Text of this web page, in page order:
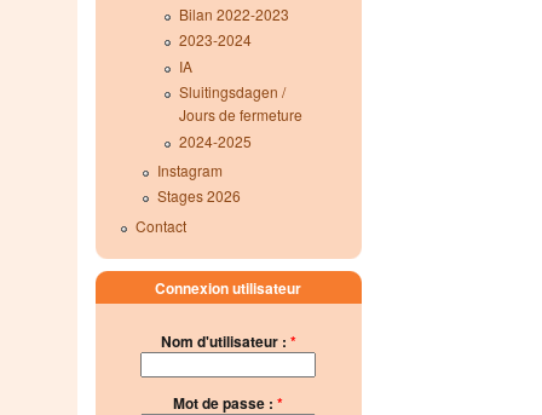
Bilan 2022-2023
2023-2024
IA
Sluitingsdagen /
Jours de fermeture
2024-2025
Instagram
Stages 2026
Contact
Connexion utilisateur
Nom d'utilisateur : *
Mot de passe :*